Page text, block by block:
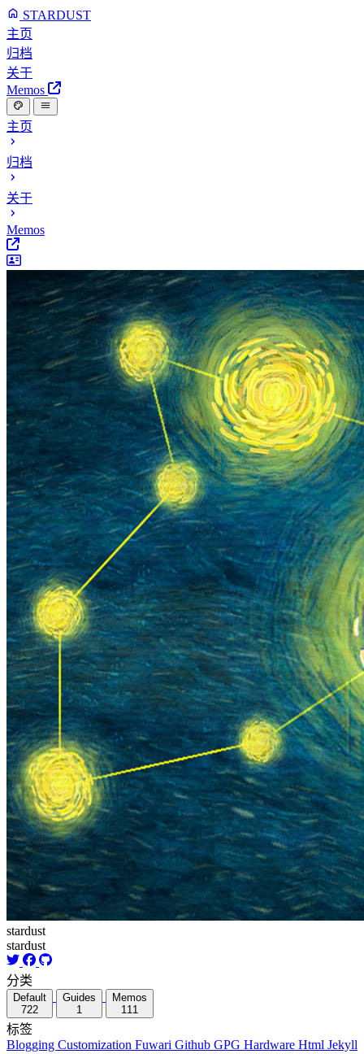
STARDUST
主页
归档
关于
Memos
主页
归档
关于
Memos
stardust
stardust
分类
Default
722
Guides
1
Memos
111
标签
Blogging Customization Fuwari Github GPG Hardware Html Jekyll